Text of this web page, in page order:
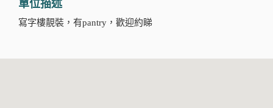
單位描述
寫字樓靚裝，有pantry，歡迎約睇